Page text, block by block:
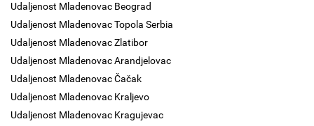
Udaljenost Mladenovac Beograd
Udaljenost Mladenovac Topola Serbia
Udaljenost Mladenovac Zlatibor
Udaljenost Mladenovac Arandjelovac
Udaljenost Mladenovac Čačak
Udaljenost Mladenovac Kraljevo
Udaljenost Mladenovac Kragujevac